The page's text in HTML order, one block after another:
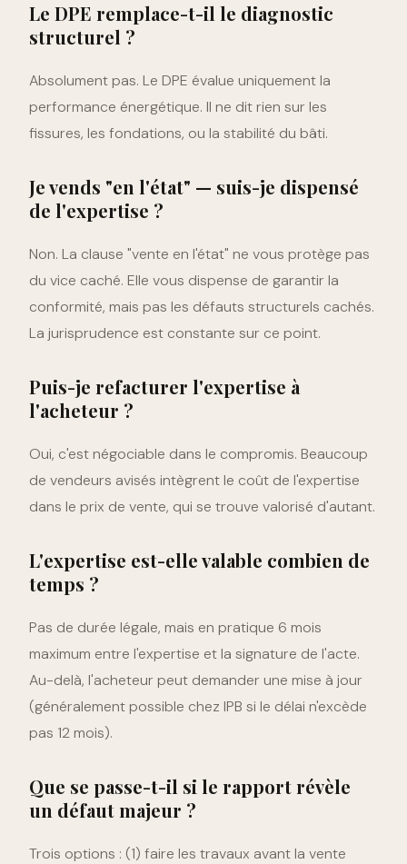
Le DPE remplace-t-il le diagnostic
structurel ?
Absolument pas. Le DPE évalue uniquement la
performance énergétique. Il ne dit rien sur les
fissures, les fondations, ou la stabilité du bâti.
Je vends "en l'état" — suis-je dispensé
de l'expertise ?
Non. La clause "vente en l'état" ne vous protège pas
du vice caché. Elle vous dispense de garantir la
conformité, mais pas les défauts structurels cachés.
La jurisprudence est constante sur ce point.
Puis-je refacturer l'expertise à
l'acheteur ?
Oui, c'est négociable dans le compromis. Beaucoup
de vendeurs avisés intègrent le coût de l'expertise
dans le prix de vente, qui se trouve valorisé d'autant.
L'expertise est-elle valable combien de
temps ?
Pas de durée légale, mais en pratique 6 mois
maximum entre l'expertise et la signature de l'acte.
Au-delà, l'acheteur peut demander une mise à jour
(généralement possible chez IPB si le délai n'excède
pas 12 mois).
Que se passe-t-il si le rapport révèle
un défaut majeur ?
Trois options : (1) faire les travaux avant la vente